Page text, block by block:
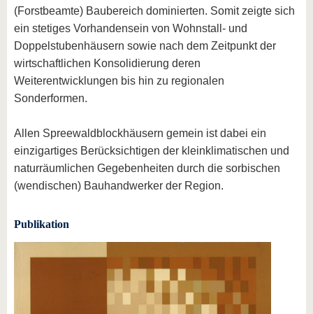
(Forstbeamte) Baubereich dominierten. Somit zeigte sich
ein stetiges Vorhandensein von Wohnstall- und
Doppelstubenhäusern sowie nach dem Zeitpunkt der
wirtschaftlichen Konsolidierung deren
Weiterentwicklungen bis hin zu regionalen
Sonderformen.
Allen Spreewaldblockhäusern gemein ist dabei ein
einzigartiges Berücksichtigen der kleinklimatischen und
naturräumlichen Gegebenheiten durch die sorbischen
(wendischen) Bauhandwerker der Region.
Publikation